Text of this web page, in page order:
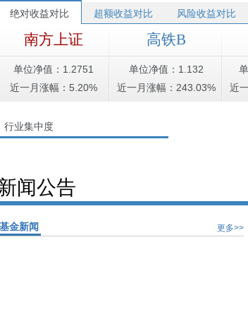
绝对收益对比 超额收益对比 风险收益对比
南方上证
单位净值：1.2751
近一月涨幅：5.20%
高铁B
单位净值：1.132
近一月涨幅：243.03%
近
行业集中度
闻公告
更多>>
基金新闻